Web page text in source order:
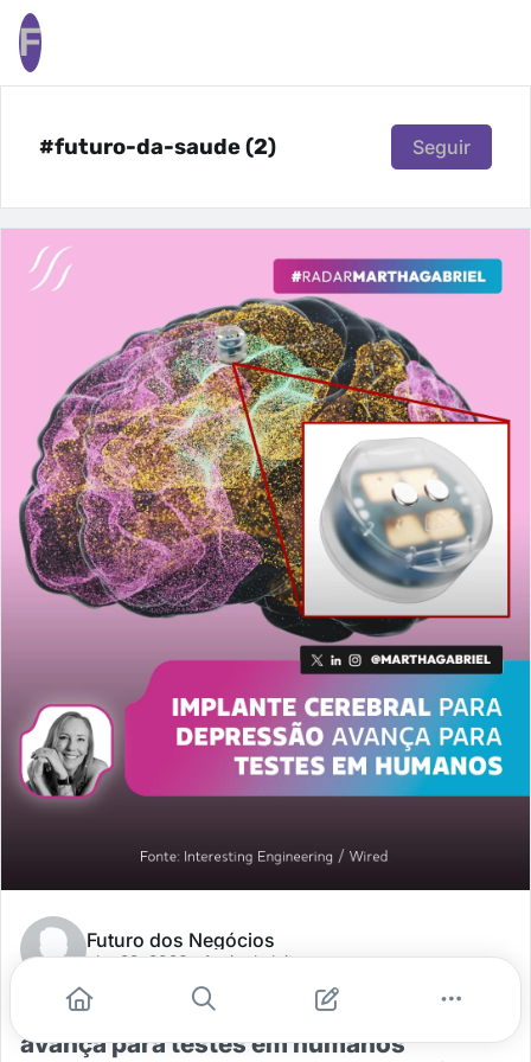
F
#futuro-da-saude (2) Seguir
Futuro dos Negócios
abr. 29, 2026- 1 min de leitura
Implante cerebral para depressão
avança para testes em humanos